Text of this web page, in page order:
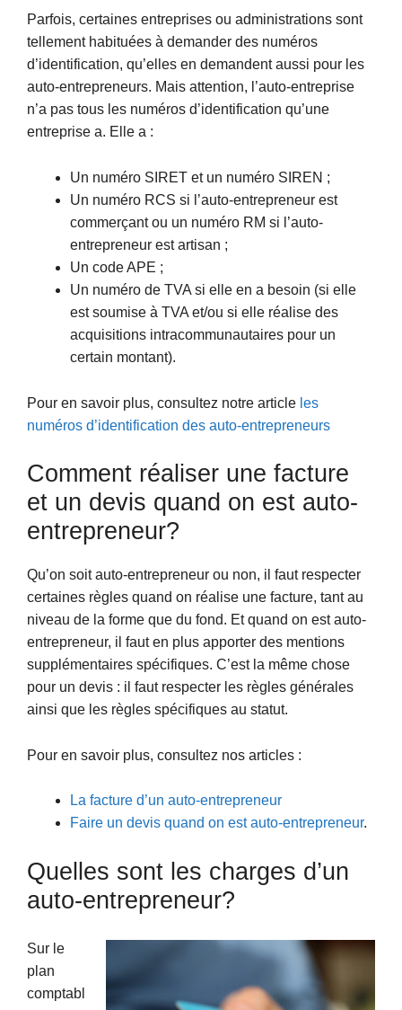
Parfois, certaines entreprises ou administrations sont
tellement habituées à demander des numéros
d’identification, qu’elles en demandent aussi pour les
auto-entrepreneurs. Mais attention, l’auto-entreprise
n’a pas tous les numéros d’identification qu’une
entreprise a. Elle a :
Un numéro SIRET et un numéro SIREN ;
Un numéro RCS si l’auto-entrepreneur est
commerçant ou un numéro RM si l’auto-
entrepreneur est artisan ;
Un code APE ;
Un numéro de TVA si elle en a besoin (si elle
est soumise à TVA et/ou si elle réalise des
acquisitions intracommunautaires pour un
certain montant).
Pour en savoir plus, consultez notre article les
numéros d’identification des auto-entrepreneurs
Comment réaliser une facture
et un devis quand on est auto-
entrepreneur?
Qu’on soit auto-entrepreneur ou non, il faut respecter
certaines règles quand on réalise une facture, tant au
niveau de la forme que du fond. Et quand on est auto-
entrepreneur, il faut en plus apporter des mentions
supplémentaires spécifiques. C’est la même chose
pour un devis : il faut respecter les règles générales
ainsi que les règles spécifiques au statut.
Pour en savoir plus, consultez nos articles :
La facture d’un auto-entrepreneur
Faire un devis quand on est auto-entrepreneur.
Quelles sont les charges d’un
auto-entrepreneur?
Sur le
plan
comptabl